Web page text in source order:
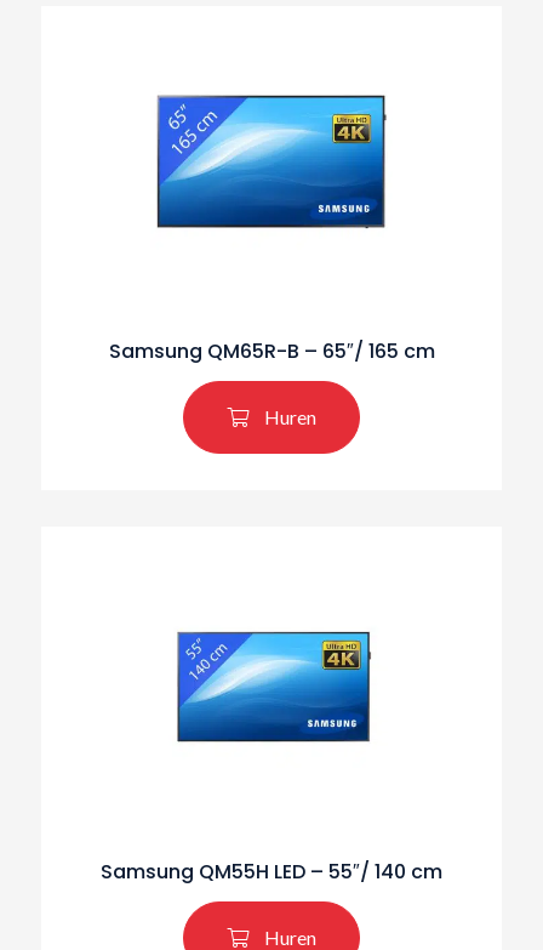
Samsung QM65R-B – 65″/ 165 cm
Huren
Samsung QM55H LED – 55″/ 140 cm
Huren
Zoeken naar producten